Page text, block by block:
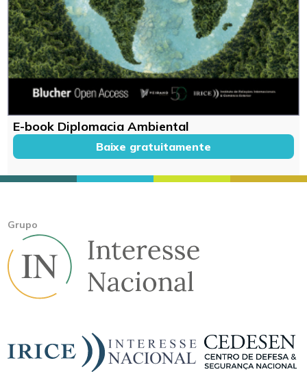
E-book Diplomacia Ambiental
Baixe gratuitamente
Grupo